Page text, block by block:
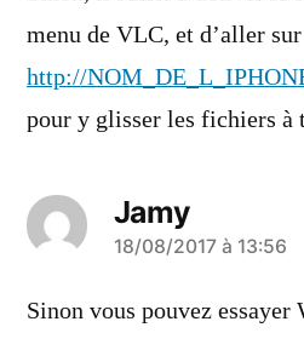
menu de VLC, et d’aller sur
http://
pour y glisser les fichiers à
Jamy
a
dit :
18/08/2017 à 13:56
Sinon vous pouvez essayer